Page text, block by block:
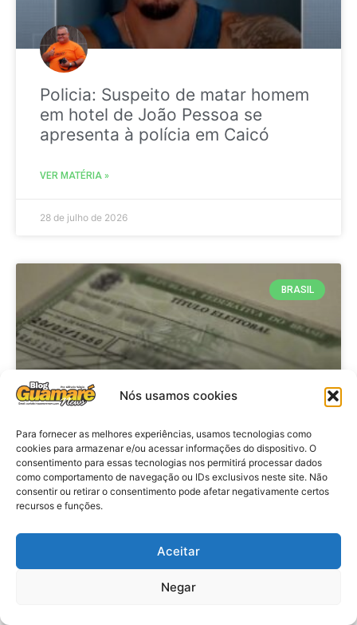
Nós usamos cookies
Para fornecer as melhores experiências, usamos tecnologias como
cookies para armazenar e/ou acessar informações do dispositivo. O
consentimento para essas tecnologias nos permitirá processar dados
como comportamento de navegação ou IDs exclusivos neste site. Não
consentir ou retirar o consentimento pode afetar negativamente certos
recursos e funções.
Aceitar
Negar
Policia: Suspeito de matar homem
em hotel de João Pessoa se
apresenta à polícia em Caicó
VER MATÉRIA »
28 de julho de 2026
BRASIL
Brasil: Policia Federal investiga
753 casos de crimes eleitorais
antes das eleições